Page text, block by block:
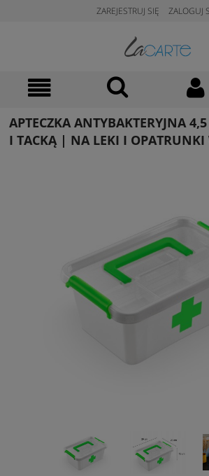
ZAREJESTRUJ SIĘ ZALOGUJ
APTECZKA ANTYBAKTERYJNA
I TACKĄ | NA LEKI I OPATRUNKI